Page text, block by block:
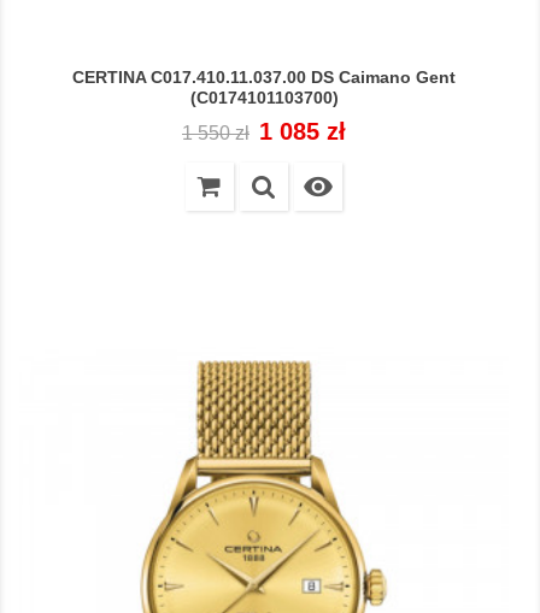
CERTINA C017.410.11.037.00 DS Caimano Gent
(C0174101103700)
Cena
1 550 zł Cena
1 085 zł
